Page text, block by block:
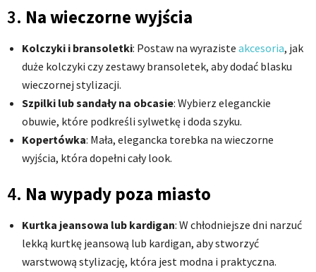
3. Na wieczorne wyjścia
Kolczyki i bransoletki: Postaw na wyraziste akcesoria, jak
duże kolczyki czy zestawy bransoletek, aby dodać blasku
wieczornej stylizacji.
Szpilki lub sandały na obcasie: Wybierz eleganckie
obuwie, które podkreśli sylwetkę i doda szyku.
Kopertówka: Mała, elegancka torebka na wieczorne
wyjścia, która dopełni cały look.
4. Na wypady poza miasto
Kurtka jeansowa lub kardigan: W chłodniejsze dni narzuć
lekką kurtkę jeansową lub kardigan, aby stworzyć
warstwową stylizację, która jest modna i praktyczna.